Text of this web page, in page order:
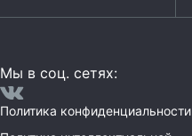
Мы в соц. сетях:
Политика конфиденциальности